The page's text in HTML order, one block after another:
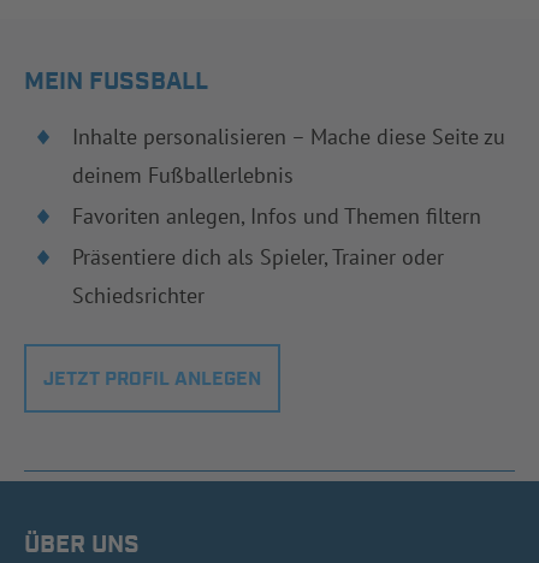
MEIN FUSSBALL
Inhalte personalisieren – Mache diese Seite zu
deinem Fußballerlebnis
Favoriten anlegen, Infos und Themen filtern
Präsentiere dich als Spieler, Trainer oder
Schiedsrichter
JETZT PROFIL ANLEGEN
ÜBER UNS